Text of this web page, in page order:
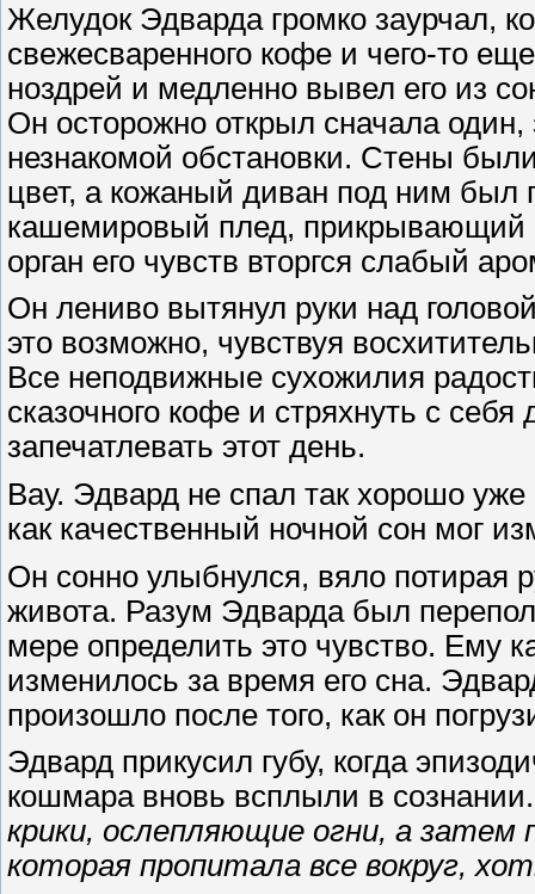
Желудок Эдварда громко заурчал,
свежесваренного кофе и чего-то
ноздрей и медленно вывел его из
Он осторожно открыл сначала один,
незнакомой обстановки. Стены
цвет, а кожаный диван под ним
кашемировый плед, прикрывающий
орган его чувств вторгся слабый
Он лениво вытянул руки над
это возможно, чувствуя
Все неподвижные сухожилия
сказочного кофе и стряхнуть с
запечатлевать этот день.
Вау. Эдвард не спал так хорошо уже
как качественный ночной сон мог
Он сонно улыбнулся, вяло потирая
живота. Разум Эдварда был
мере определить это чувство. Ему
изменилось за время его сна.
произошло после того, как он
Эдвард прикусил губу, когда
кошмара вновь всплыли в
крики, ослепляющие огни, а затем
которая пропитала все вокруг,